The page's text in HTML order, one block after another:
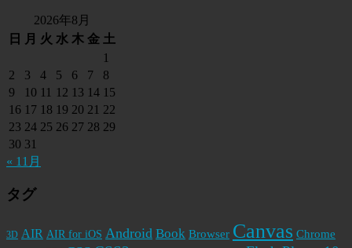
2026年8月
日
月 火 水 木 金 土
1
2
3 4 5 6 7
8
9
10 11 12 13 14 15
16 17 18 19 20 21 22
23 24 25 26 27 28 29
30 31
« 11月
タグ
3D AIR AIR for iOS Android Book Browser Canvas Chrome